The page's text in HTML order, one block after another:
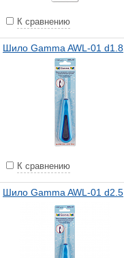
К сравнению
Шило Gamma AWL-01 d1.8
К сравнению
Шило Gamma AWL-01 d2.5